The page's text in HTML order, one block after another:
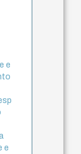
e
e